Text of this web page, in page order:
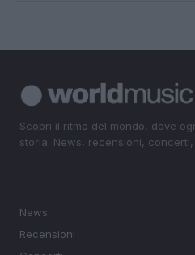
Scopri il ritmo del mondo, dove
storia. News, recensioni,
News
Recensioni